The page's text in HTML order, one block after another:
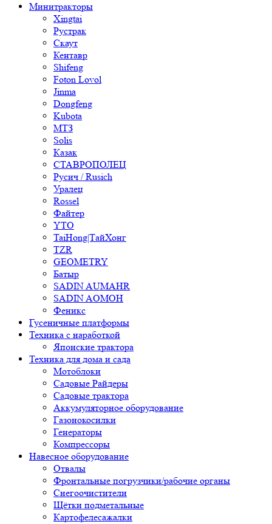
Минитракторы
Xingtai
Рустрак
Скаут
Кентавр
Shifeng
Foton Lovol
Jinma
Dongfeng
Kubota
МТЗ
Solis
Казак
СТАВРОПОЛЕЦ
Русич / Rusich
Уралец
Rossel
Файтер
YTO
TaiHong|ТайХонг
TZR
GEOMETRY
Батыр
SADIN AUMAHR
SADIN AOMOH
Феникс
Гусеничные платформы
Техника с наработкой
Японские трактора
Техника для дома и сада
Мотоблоки
Садовые Райдеры
Садовые трактора
Аккумуляторное оборудование
Газонокосилки
Генераторы
Компрессоры
Навесное оборудование
Отвалы
Фронтальные погрузчики/рабочие органы
Снегоочистители
Щётки подметальные
Картофелесажалки